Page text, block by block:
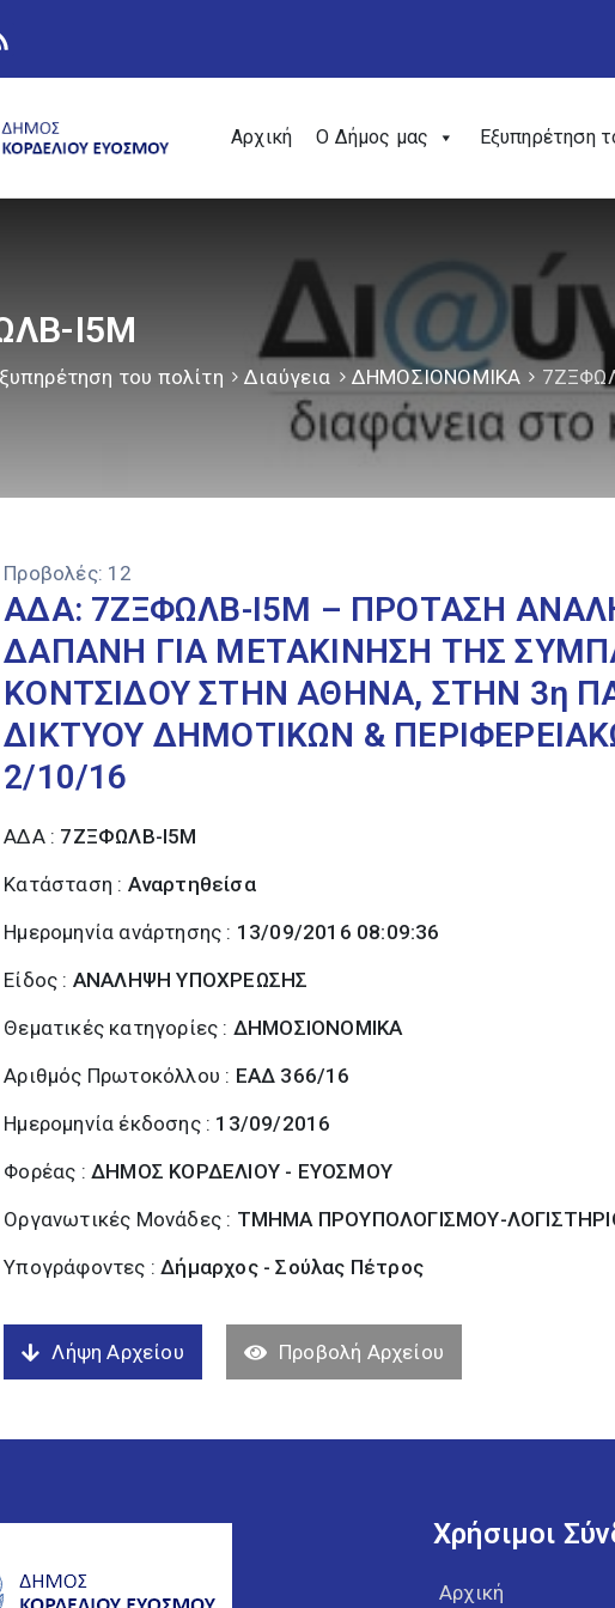
Αρχική Ο Δήμος μας Εξυπηρέτηση
Ι5Μ
του πολίτη Διαύγεια ΔΗΜΟΣΙΟΝΟΜΙΚΑ
Προβολές: 12
ΑΔΑ: 7ΖΞΦΩΛΒ-Ι5Μ – ΠΡΟΤΑΣΗ
ΔΑΠΑΝΗ ΓΙΑ ΜΕΤΑΚΙΝΗΣΗ ΤΗΣ
ΚΟΝΤΣΙΔΟΥ ΣΤΗΝ ΑΘΗΝΑ, ΣΤΗΝ 3η
ΔΙΚΤΥΟΥ ΔΗΜΟΤΙΚΩΝ &
2/10/16
ΑΔΑ : 7ΖΞΦΩΛΒ-Ι5Μ
Κατάσταση : Αναρτηθείσα
Ημερομηνία ανάρτησης : 13/09/2016 08:09:36
Είδος : ΑΝΑΛΗΨΗ ΥΠΟΧΡΕΩΣΗΣ
Θεματικές κατηγορίες : ΔΗΜΟΣΙΟΝΟΜΙΚΑ
Αριθμός Πρωτοκόλλου : ΕΑΔ 366/16
Ημερομηνία έκδοσης : 13/09/2016
Φορέας :ΔΗΜΟΣ ΚΟΡΔΕΛΙΟΥ - ΕΥΟΣΜΟΥ
Οργανωτικές Μονάδες : ΤΜΗΜΑ ΠΡΟΥΠΟΛΟΓΙΣΜΟΥ-
Υπογράφοντες :Δήμαρχος - Σούλας Πέτρος
Λήψη Αρχείου Προβολή Αρχείου
Χρήσιμοι
Αρχική